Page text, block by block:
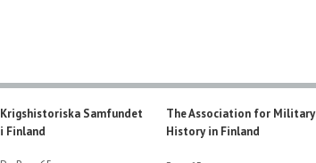
Krigshistoriska Samfundet
i Finland
The Association for Military
History in Finland